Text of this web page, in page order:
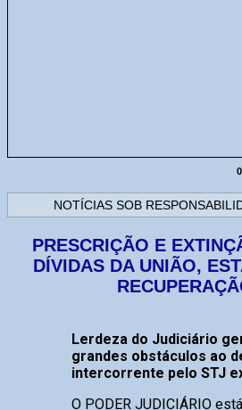
NOTÍCIAS SOB
PRESCRIÇÃO E
DÍVIDAS DA UNIÃO,
Lerdeza do Judiciário
grandes obstáculos ao
intercorrente pelo STJ
O PODER JUDICIÁRIO